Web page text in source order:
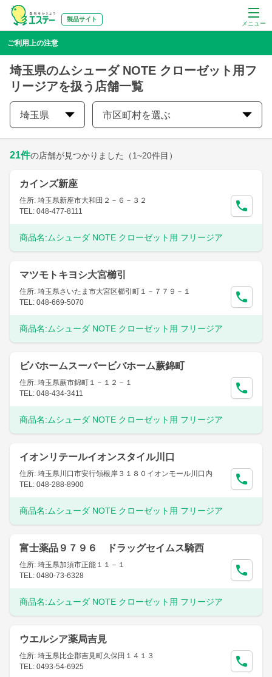
メニュー
製品サイト
ご利用上の注意
埼玉県のムシューダ NOTE クローゼット用フ
リージアを扱う店舗一覧
埼玉県 市区町村を選ぶ
21件の店舗が見つかりました （1~20件目）
カインズ新座
住所: 埼玉県新座市大和田２－６－３２
TEL: 048-477-8111
商品名: ムシューダ NOTE クローゼット用 フリージア
マツモトキヨシ大宮櫛引
住所: 埼玉県さいたま市大宮区櫛引町１－７７９－１
TEL: 048-669-5070
商品名: ムシューダ NOTE クローゼット用 フリージア
ビバホームスーパービバホーム蕨錦町
住所: 埼玉県蕨市錦町１－１２－１
TEL: 048-434-3411
商品名: ムシューダ NOTE クローゼット用 フリージア
イオンリテールイオンスタイル川口
住所: 埼玉県川口市安行領根岸３１８０イオンモール川口内
TEL: 048-288-8900
商品名: ムシューダ NOTE クローゼット用 フリージア
富士薬品９７９６ ドラッグセイムス騎西
住所: 埼玉県加須市正能１１－１
TEL: 0480-73-6328
商品名: ムシューダ NOTE クローゼット用 フリージア
ウエルシア薬局吉見
住所: 埼玉県比企郡吉見町久保田１４１３
TEL: 0493-54-6925